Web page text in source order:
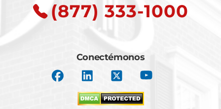
(877) 333-1000
Conectémonos